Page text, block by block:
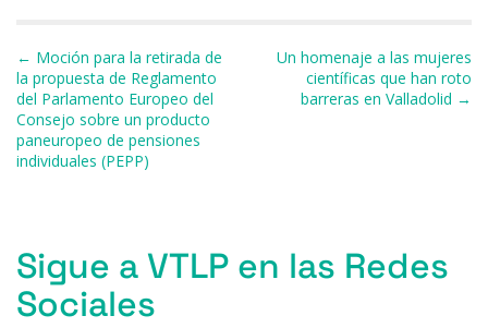
b
o
o
k
k
y
d
s
a
m
ar
ti
r
Navegación de entradas
← Moción para la retirada de
la propuesta de Reglamento
del Parlamento Europeo del
Consejo sobre un producto
paneuropeo de pensiones
individuales (PEPP)
Un homenaje a las mujeres
científicas que han roto
barreras en Valladolid →
Sigue a VTLP en las Redes
Sociales